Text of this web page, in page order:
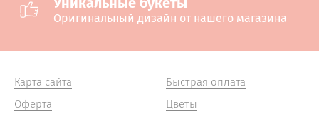
Оригинальный дизайн от нашего магазина
Карта сайта
Оферта
Быстрая оплата
Цветы